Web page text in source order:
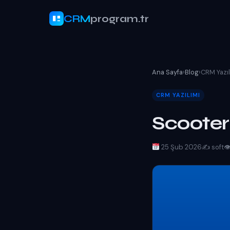
CRMprogram.tr
Ana Sayfa›Blog›CRM
CRM YAZILIMI
Scooter
25 Şub 2026✍️ soft👁